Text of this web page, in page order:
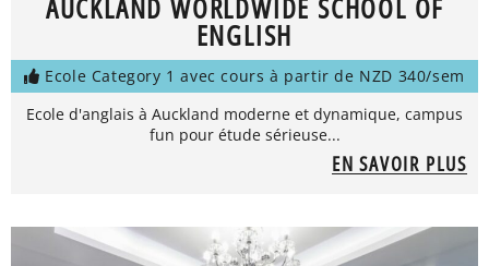
ENGLISH
Ecole Category 1 avec cours à partir de NZD 340/sem
Ecole d'anglais à Auckland moderne et dynamique, campus
fun pour étude sérieuse...
EN SAVOIR PLUS